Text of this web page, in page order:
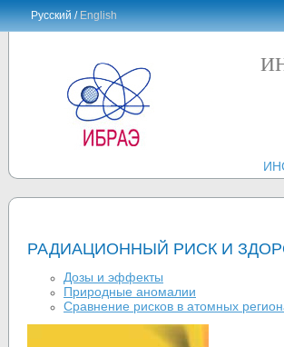
Русский /English
РАДИАЦИОННЫЙ РИСК И
Дозы и эффекты
Природные аномалии
Сравнение рисков в атомных